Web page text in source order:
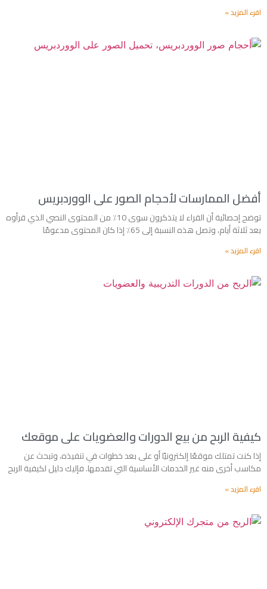
اقرء المزيد »
أفضل الممارسات لأحجام الصور على الووردبريس
توضح إحصائية أن القراء لا يتذكرون سوى 10٪ من المحتوى النصي الذي قرأوه
بعد ثلاثة أيام، وتصل هذه النسبة إلى 65٪ إذا كان المحتوى مدعومًا
اقرء المزيد »
كيفية الربح من بيع الدورات والعضويات على موقعك
إذا كنت تمتلك موقعًا إلكترونيًا أو على بعد خطوات في تنفيذه، وتبحث عن
مكاسب أخرى منه غير الخدمات الأساسية التي تقدمها. فإليك دليل لكيفية الربح
اقرء المزيد »